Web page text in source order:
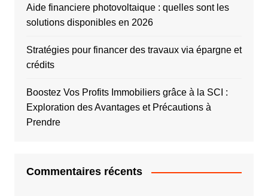
Aide financiere photovoltaique : quelles sont les
solutions disponibles en 2026
Stratégies pour financer des travaux via épargne et
crédits
Boostez Vos Profits Immobiliers grâce à la SCI :
Exploration des Avantages et Précautions à
Prendre
Commentaires récents